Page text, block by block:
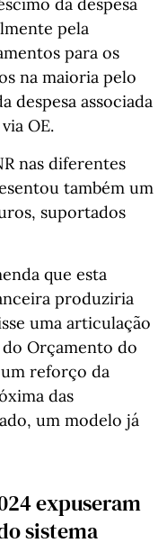
pela
para os
na maioria pelo
despesa associada
OE.
nas diferentes
também um
suportados
que esta
produziria
uma articulação
Orçamento do
reforço da
das
um modelo já
expuseram
sistema